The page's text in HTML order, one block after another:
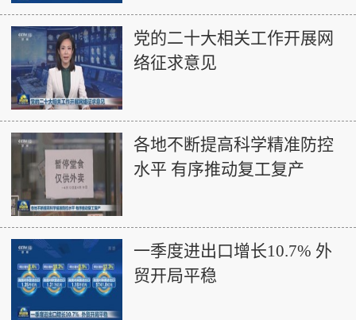
党的二十大相关工作开展网
络征求意见
各地不断提高科学精准防控
水平 有序推动复工复产
一季度进出口增长10.7% 外
贸开局平稳